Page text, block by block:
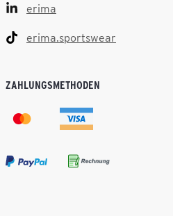
erima
erima.sportswear
ZAHLUNGSMETHODEN